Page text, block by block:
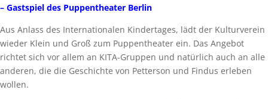
– Gastspiel des Puppentheater Berlin
Aus Anlass des Internationalen Kindertages, lädt der Kulturverein
wieder Klein und Groß zum Puppentheater ein. Das Angebot
richtet sich vor allem an KITA-Gruppen und natürlich auch an alle
anderen, die die Geschichte von Petterson und Findus erleben
wollen.